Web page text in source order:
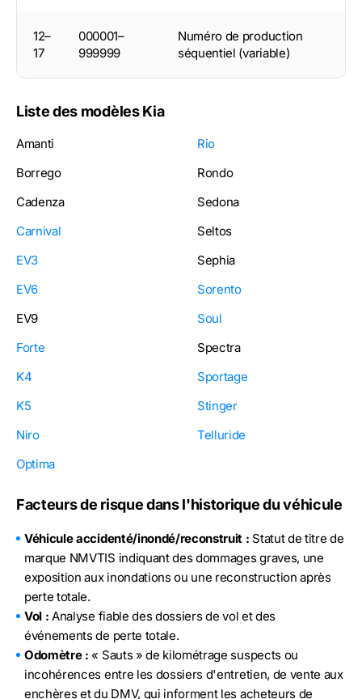
12–
17
000001–
999999
Numéro de production
séquentiel (variable)
Liste des modèles Kia
Amanti
Borrego
Cadenza
Carnival
EV3
EV6
EV9
Forte
K4
K5
Niro
Optima
Rio
Rondo
Sedona
Seltos
Sephia
Sorento
Soul
Spectra
Sportage
Stinger
Telluride
Facteurs de risque dans l'historique du véhicule
Véhicule accidenté/inondé/reconstruit : Statut de titre de
marque NMVTIS indiquant des dommages graves, une
exposition aux inondations ou une reconstruction après
perte totale.
Vol : Analyse fiable des dossiers de vol et des
événements de perte totale.
Odomètre : « Sauts » de kilométrage suspects ou
incohérences entre les dossiers d'entretien, de vente aux
enchères et du DMV, qui informent les acheteurs de